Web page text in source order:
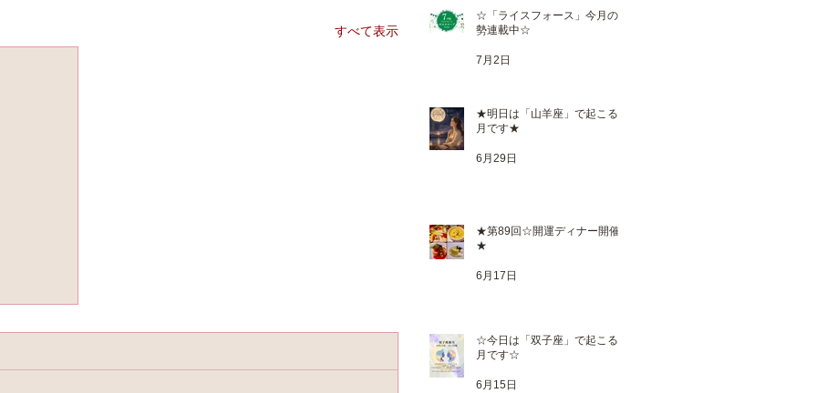
すべて表示
☆「ライスフォース」今月の運
勢連載中☆
7月2日
★明日は「山羊座」で起こる満
月です★
6月29日
★第89回☆開運ディナー開催
★
6月17日
☆今日は「双子座」で起こる新
月です☆
6月15日